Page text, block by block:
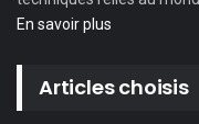
En savoir plus
Articles choisis